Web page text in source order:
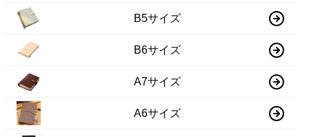
B5サイズ
B6サイズ
A7サイズ
A6サイズ